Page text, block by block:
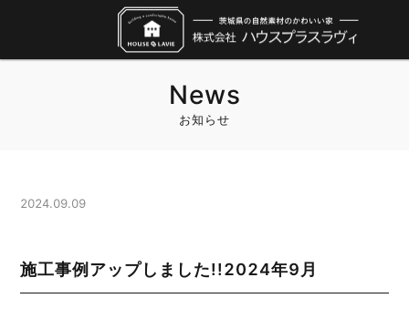
News
お知らせ
2024.09.09
施工事例アップしました!!2024年9月